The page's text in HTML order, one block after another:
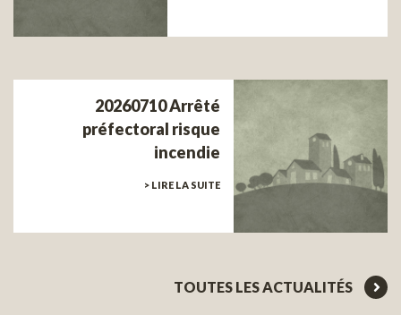
20260710 Arrêté
préfectoral risque
incendie
> LIRE LA SUITE
TOUTES LES ACTUALITÉS